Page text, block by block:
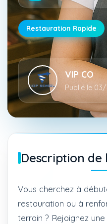
Restauration Rapide
VIP CO
Publié le
Description
Vous cherchez à
restauration ou à
terrain ? Rejoignez